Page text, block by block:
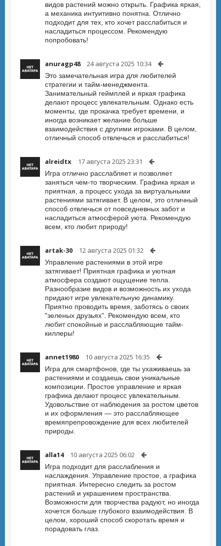
видов растений можно открыть. Графика яркая,
а механика интуитивно понятна. Отлично
подходит для тех, кто хочет расслабиться и
насладиться процессом. Рекомендую
попробовать!
anuragp48 24 августа 2025 10:34
Это замечательная игра для любителей
стратегии и тайм-менеджмента.
Занимательный геймплей и яркая графика
делают процесс увлекательным. Однако есть
моменты, где прокачка требует времени, и
иногда возникает желание больше
взаимодействия с другими игроками. В целом,
отличный способ отвлечься и расслабиться!
alreidtx 17 августа 2025 23:31
Игра отлично расслабляет и позволяет
заняться чем-то творческим. Графика яркая и
приятная, а процесс ухода за виртуальными
растениями затягивает. В целом, это отличный
способ отвлечься от повседневных забот и
насладиться атмосферой уюта. Рекомендую
всем, кто любит природу!
artak-30 12 августа 2025 01:32
Управление растениями в этой игре
затягивает! Приятная графика и уютная
атмосфера создают ощущение тепла.
Разнообразие видов и возможность их ухода
придают игре увлекательную динамику.
Приятно проводить время, заботясь о своих
"зеленых друзьях". Рекомендую всем, кто
любит спокойные и расслабляющие тайм-
киллеры!
annet1980 10 августа 2025 16:35
Игра для смартфонов, где ты ухаживаешь за
растениями и создаешь свои уникальные
композиции. Простое управление и яркая
графика делают процесс увлекательным.
Удовольствие от наблюдения за ростом цветов
и их оформления — это расслабляющее
времяпрепровождение для всех любителей
природы.
alla14 10 августа 2025 06:02
Игра подходит для расслабления и
наслаждения. Управление простое, а графика
приятная. Интересно следить за ростом
растений и украшением пространства.
Возможности для творчества радуют, но иногда
хочется больше глубокого взаимодействия. В
целом, хороший способ скоротать время и
порадовать глаз.